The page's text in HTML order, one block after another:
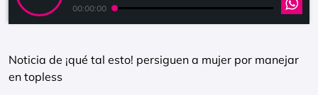
00:00:00
Noticia de ¡qué tal esto! persiguen a mujer por manejar
en topless